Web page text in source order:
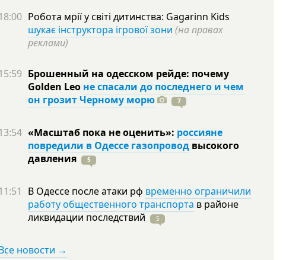
Робота мрії у світі дитинства: Gagarinn Kids
шукає інструктора ігрової зони (на правах
реклами)
Брошенный на одесском рейде: почему
Golden Leo не спасали до последнего и чем
он грозит Черному морю
7
«Масштаб пока не оценить»: россияне
повредили в Одессе газопровод высокого
давления
5
В Одессе после атаки рф временно ограничили
работу общественного транспорта в районе
ликвидации последствий 5
новости →